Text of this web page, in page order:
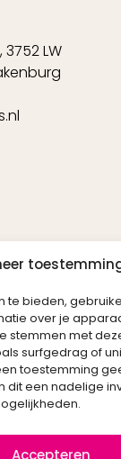
te bieden,
over je
stemmen met
surfgedrag of
toestemming
dit een nadelige
Accepteren
LW
by